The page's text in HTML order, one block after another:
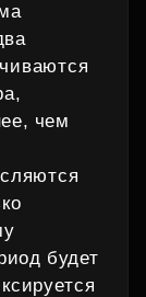
чем
будет